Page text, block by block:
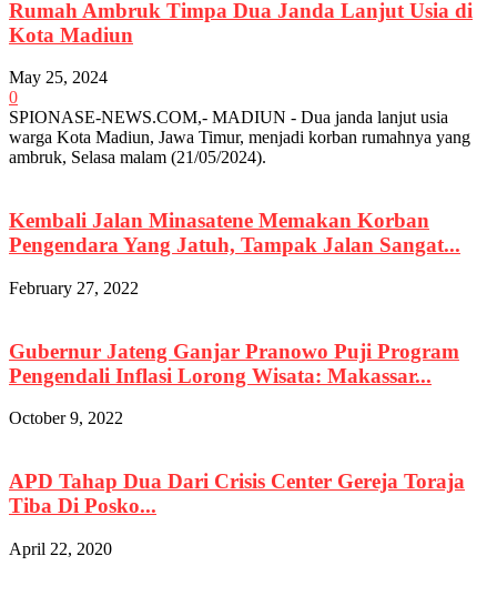
Rumah Ambruk Timpa Dua Janda Lanjut Usia di
Kota Madiun
May 25, 2024
0
SPIONASE-NEWS.COM,- MADIUN - Dua janda lanjut usia
warga Kota Madiun, Jawa Timur, menjadi korban rumahnya yang
ambruk, Selasa malam (21/05/2024).
Kembali Jalan Minasatene Memakan Korban
Pengendara Yang Jatuh, Tampak Jalan Sangat...
February 27, 2022
Gubernur Jateng Ganjar Pranowo Puji Program
Pengendali Inflasi Lorong Wisata: Makassar...
October 9, 2022
APD Tahap Dua Dari Crisis Center Gereja Toraja
Tiba Di Posko...
April 22, 2020